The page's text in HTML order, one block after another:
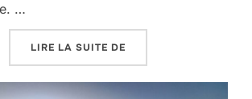
…
LIRE LA SUITE DE